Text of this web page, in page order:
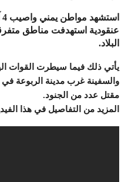
عنقودية استهدفت مناطق
البلاد.
يأتي ذلك فيما سيطرت القوات
والسفينة غرب مدينة الربوعة
مقتل عدد من الجنود.
المزيد من التفاصيل في هذا